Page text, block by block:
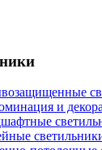
и